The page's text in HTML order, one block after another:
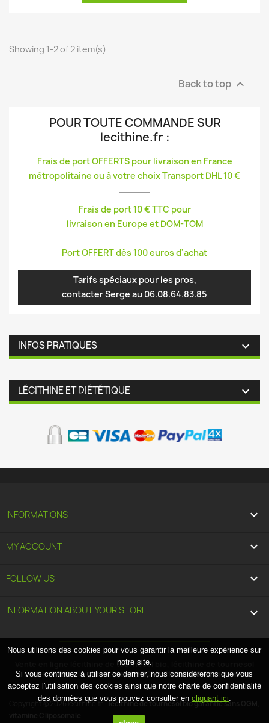
Showing 1-2 of 2 item(s)
Back to top 
POUR TOUTE COMMANDE SUR
lecithine.fr :
Frais de port OFFERTS pour livraison en France
métropolitaine ou à votre choix Transport DHL 10 €
Frais de port 10 € TTC pour
livraison en Europe et DOM-TOM
Port OFFERT dès 100 euros d'achat
Tarifs spéciaux pour les pros,
contacter Serge au 06.08.64.83.85
INFOS PRATIQUES 
LÉCITHINE ET DIÉTÉTIQUE 
INFORMATIONS 
MY ACCOUNT 
FOLLOW US 
Nous utilisons des cookies pour vous garantir la meilleure expérience sur
notre site.
Si vous continuez à utiliser ce dernier, nous considérerons que vous
acceptez l'utilisation des cookies ainsi que notre charte de confidentialité
des données que vous pouvez consulter en cliquant ici.
INFORMATION ABOUT YOUR STORE keyboard_arrow_down
Vente en ligne lécithine de tournesol bio, lécithine de tournesol
conventionnelle garantie sans OGM, vitamine C liposomale.
Copyright © 2026 lecithine.fr -lécithine de tournesol bio garantie sans OGM